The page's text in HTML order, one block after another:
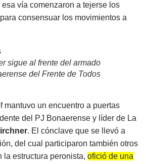
vía comenzaron a tejerse los
consensuar los movimientos a
sigue al frente del armado
del Frente de Todos
mantuvo un encuentro a puertas
del PJ Bonaerense y líder de La
. El cónclave que se llevó a
del cual participaron también otros
la estructura peronista, ofició de una